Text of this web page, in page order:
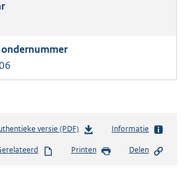
versie (PDF)b
s
Informatie
Printen Delen